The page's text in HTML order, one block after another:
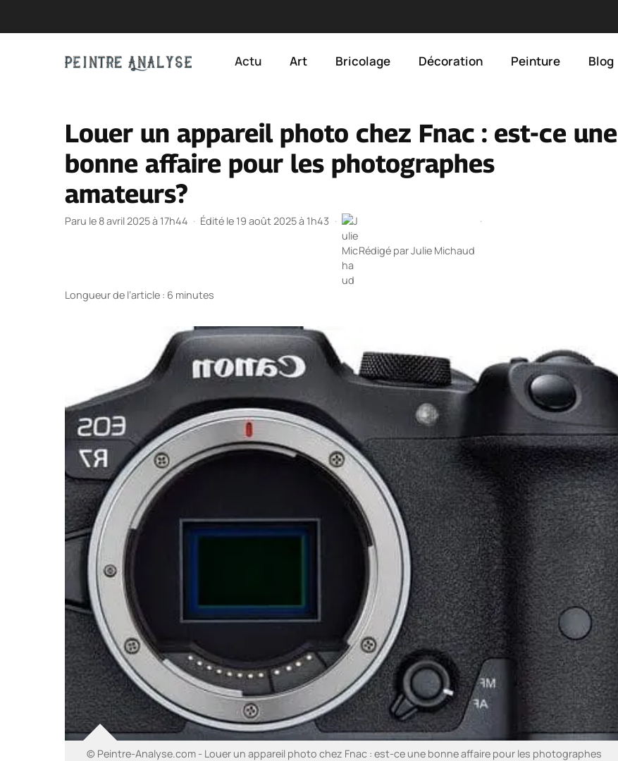
Actu Art Bricolage Décoration Peinture Blog
Louer un appareil photo chez Fnac : est-ce une
bonne affaire pour les photographes
amateurs?
Paru le 8 avril 2025 à 17h44 · Édité le 19 août 2025 à 1h43 ·
Rédigé parJulie Michaud
·
Longueur de l’article : 6 minutes
© Peintre-Analyse.com - Louer un appareil photo chez Fnac : est-ce une bonne affaire pour les photographes